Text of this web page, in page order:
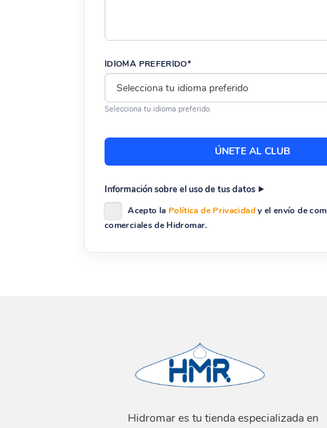
IDIOMA PREFERIDO*
Selecciona tu idioma preferido.
Información sobre el uso de tus datos
Acepto la Política de Privacidady el envío de
comerciales de Hidromar.
Hidromar es tu tienda especializada en